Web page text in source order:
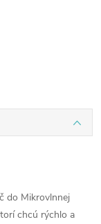
do Mikrovlnnej
chcú rýchlo a